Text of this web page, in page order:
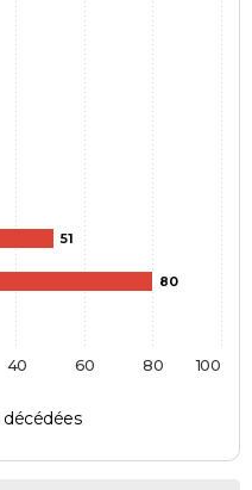
51
80
décédées
40 60 80 100